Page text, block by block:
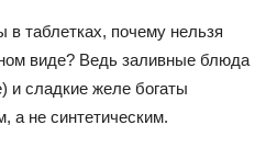
в таблетках, почему нельзя
виде? Ведь заливные блюда
и сладкие желе богаты
а не синтетическим.